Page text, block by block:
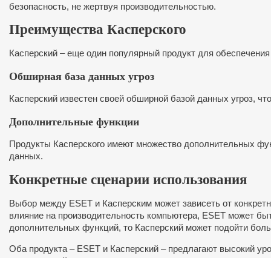
безопасность, не жертвуя производительностью.
Преимущества Касперского
Касперский – еще один популярный продукт для
Обширная база данных угроз
Касперский известен своей обширной базой данных угроз,
Дополнительные функции
Продукты Касперского имеют множество дополнительных
данных.
Конкретные сценарии использования
Выбор между ESET и Касперским может зависеть от
влияние на производительность компьютера, ESET может
дополнительных функций, то Касперский может подойти
Оба продукта – ESET и Касперский – предлагают высокий